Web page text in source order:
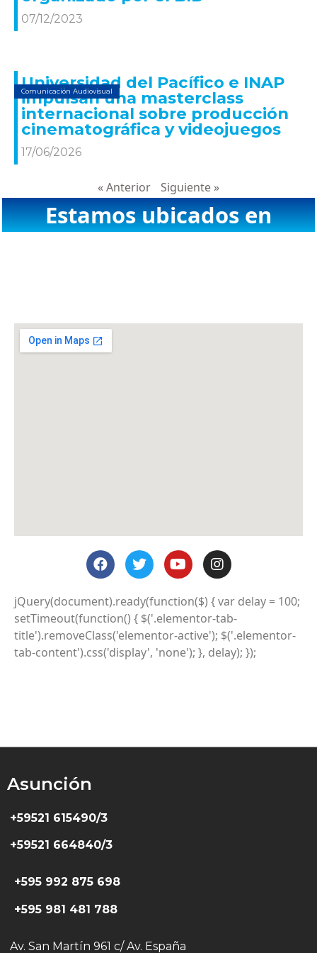
07/12/2023
Comunicación Audiovisual
Universidad del Pacífico e INAP
impulsan una masterclass
internacional sobre producción
cinematográfica y videojuegos
17/06/2026
« Anterior Siguiente »
Estamos ubicados en
jQuery(document).ready(function($) { var delay = 100;
setTimeout(function() { $('.elementor-tab-
title').removeClass('elementor-active'); $('.elementor-
tab-content').css('display', 'none'); }, delay); });
Asunción
+59521 615490/3
+59521 664840/3
+595 992 875 698
+595 981 481 788
Av. San Martín 961 c/ Av. España